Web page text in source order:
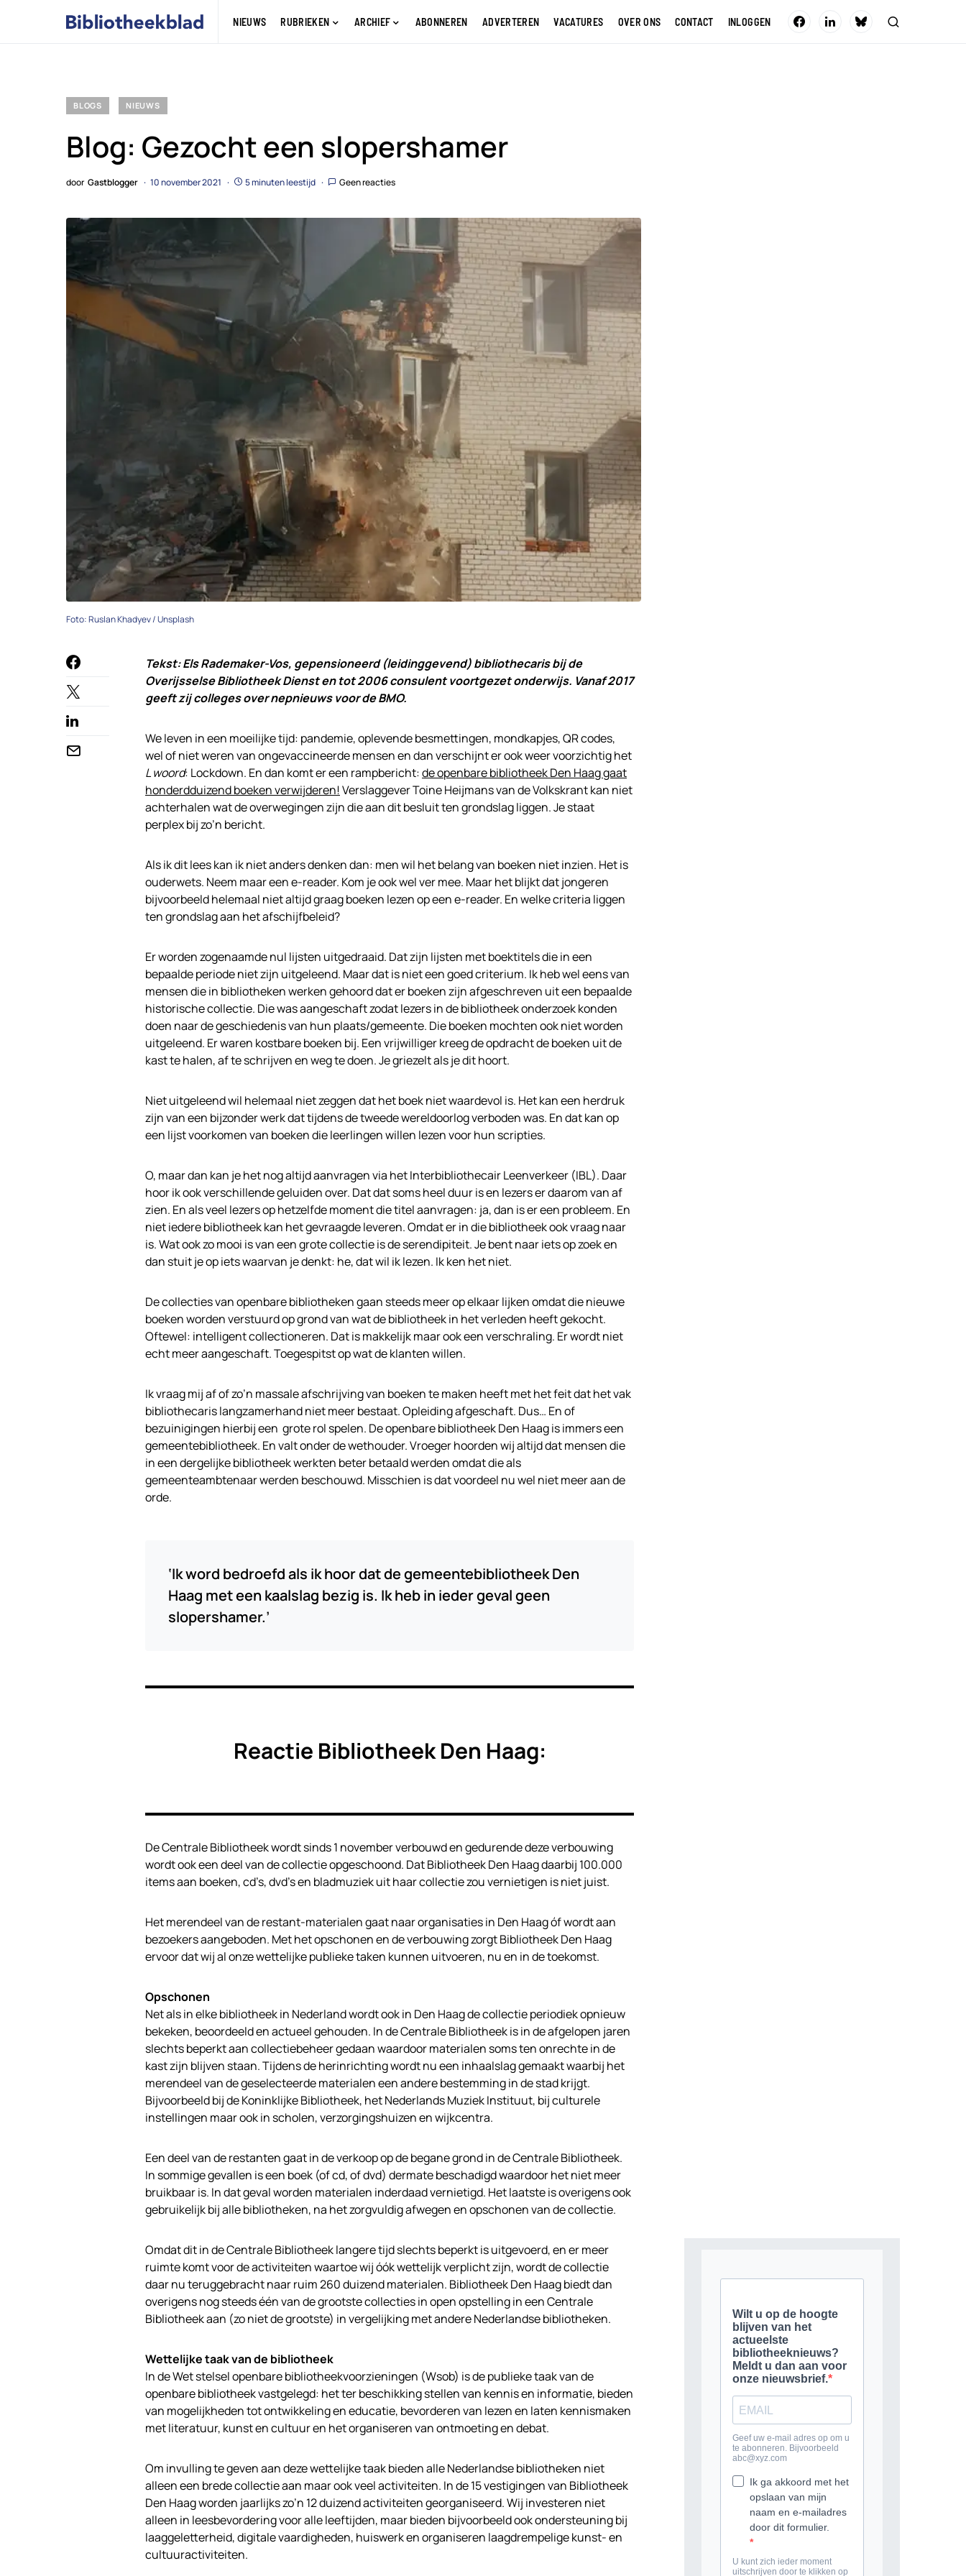
NIEUWS RUBRIEKEN ARCHIEF ABONNEREN ADVERTEREN VACATURES OVER ONS CONTACT INLOGGEN
BLOGS NIEUWS
Blog: Gezocht een slopershamer
door Gastblogger 10 november 2021 5 minuten leestijd Geen reacties
Foto: Ruslan Khadyev / Unsplash
Tekst: Els Rademaker-Vos, gepensioneerd (leidinggevend) bibliothecaris bij de
Overijsselse Bibliotheek Dienst en tot 2006 consulent voortgezet onderwijs. Vanaf 2017
geeft zij colleges over nepnieuws voor de BMO.
We leven in een moeilijke tijd: pandemie, oplevende besmettingen, mondkapjes, QR codes,
wel of niet weren van ongevaccineerde mensen en dan verschijnt er ook weer voorzichtig het
L woord: Lockdown. En dan komt er een rampbericht:de openbare bibliotheek Den Haag gaat
honderdduizend boeken verwijderen!Verslaggever Toine Heijmans van de Volkskrant kan niet
achterhalen wat de overwegingen zijn die aan dit besluit ten grondslag liggen. Je staat
perplex bij zo’n bericht.
Als ik dit lees kan ik niet anders denken dan: men wil het belang van boeken niet inzien. Het is
ouderwets. Neem maar een e-reader. Kom je ook wel ver mee. Maar het blijkt dat jongeren
bijvoorbeeld helemaal niet altijd graag boeken lezen op een e-reader. En welke criteria liggen
ten grondslag aan het afschijfbeleid?
Er worden zogenaamde nul lijsten uitgedraaid. Dat zijn lijsten met boektitels die in een
bepaalde periode niet zijn uitgeleend. Maar dat is niet een goed criterium. Ik heb wel eens van
mensen die in bibliotheken werken gehoord dat er boeken zijn afgeschreven uit een bepaalde
historische collectie. Die was aangeschaft zodat lezers in de bibliotheek onderzoek konden
doen naar de geschiedenis van hun plaats/gemeente. Die boeken mochten ook niet worden
uitgeleend. Er waren kostbare boeken bij. Een vrijwilliger kreeg de opdracht de boeken uit de
kast te halen, af te schrijven en weg te doen. Je griezelt als je dit hoort.
Niet uitgeleend wil helemaal niet zeggen dat het boek niet waardevol is. Het kan een herdruk
zijn van een bijzonder werk dat tijdens de tweede wereldoorlog verboden was. En dat kan op
een lijst voorkomen van boeken die leerlingen willen lezen voor hun scripties.
O, maar dan kan je het nog altijd aanvragen via het Interbibliothecair Leenverkeer (IBL). Daar
hoor ik ook verschillende geluiden over. Dat dat soms heel duur is en lezers er daarom van af
zien. En als veel lezers op hetzelfde moment die titel aanvragen: ja, dan is er een probleem. En
niet iedere bibliotheek kan het gevraagde leveren. Omdat er in die bibliotheek ook vraag naar
is. Wat ook zo mooi is van een grote collectie is de serendipiteit. Je bent naar iets op zoek en
dan stuit je op iets waarvan je denkt: he, dat wil ik lezen. Ik ken het niet.
De collecties van openbare bibliotheken gaan steeds meer op elkaar lijken omdat die nieuwe
boeken worden verstuurd op grond van wat de bibliotheek in het verleden heeft gekocht.
Oftewel: intelligent collectioneren. Dat is makkelijk maar ook een verschraling. Er wordt niet
echt meer aangeschaft. Toegespitst op wat de klanten willen.
Ik vraag mij af of zo’n massale afschrijving van boeken te maken heeft met het feit dat het vak
bibliothecaris langzamerhand niet meer bestaat. Opleiding afgeschaft. Dus… En of
bezuinigingen hierbij een grote rol spelen. De openbare bibliotheek Den Haag is immers een
gemeentebibliotheek. En valt onder de wethouder. Vroeger hoorden wij altijd dat mensen die
in een dergelijke bibliotheek werkten beter betaald werden omdat die als
gemeenteambtenaar werden beschouwd. Misschien is dat voordeel nu wel niet meer aan de
orde.
‘Ik word bedroefd als ik hoor dat de gemeentebibliotheek Den
Haag met een kaalslag bezig is. Ik heb in ieder geval geen
slopershamer.’
Reactie Bibliotheek Den Haag:
De Centrale Bibliotheek wordt sinds 1 november verbouwd en gedurende deze verbouwing
wordt ook een deel van de collectie opgeschoond. Dat Bibliotheek Den Haag daarbij 100.000
items aan boeken, cd’s, dvd’s en bladmuziek uit haar collectie zou vernietigen is niet juist.
Het merendeel van de restant-materialen gaat naar organisaties in Den Haag óf wordt aan
bezoekers aangeboden. Met het opschonen en de verbouwing zorgt Bibliotheek Den Haag
ervoor dat wij al onze wettelijke publieke taken kunnen uitvoeren, nu en in de toekomst.
Opschonen
Net als in elke bibliotheek in Nederland wordt ook in Den Haag de collectie periodiek opnieuw
bekeken, beoordeeld en actueel gehouden. In de Centrale Bibliotheek is in de afgelopen jaren
slechts beperkt aan collectiebeheer gedaan waardoor materialen soms ten onrechte in de
kast zijn blijven staan. Tijdens de herinrichting wordt nu een inhaalslag gemaakt waarbij het
merendeel van de geselecteerde materialen een andere bestemming in de stad krijgt.
Bijvoorbeeld bij de Koninklijke Bibliotheek, het Nederlands Muziek Instituut, bij culturele
instellingen maar ook in scholen, verzorgingshuizen en wijkcentra.
Een deel van de restanten gaat in de verkoop op de begane grond in de Centrale Bibliotheek.
In sommige gevallen is een boek (of cd, of dvd) dermate beschadigd waardoor het niet meer
bruikbaar is. In dat geval worden materialen inderdaad vernietigd. Het laatste is overigens ook
gebruikelijk bij alle bibliotheken, na het zorgvuldig afwegen en opschonen van de collectie.
Omdat dit in de Centrale Bibliotheek langere tijd slechts beperkt is uitgevoerd, en er meer
ruimte komt voor de activiteiten waartoe wij óók wettelijk verplicht zijn, wordt de collectie
daar nu teruggebracht naar ruim 260 duizend materialen. Bibliotheek Den Haag biedt dan
overigens nog steeds één van de grootste collecties in open opstelling in een Centrale
Bibliotheek aan (zo niet de grootste) in vergelijking met andere Nederlandse bibliotheken.
Wettelijke taak van de bibliotheek
In de Wet stelsel openbare bibliotheekvoorzieningen (Wsob) is de publieke taak van de
openbare bibliotheek vastgelegd: het ter beschikking stellen van kennis en informatie, bieden
van mogelijkheden tot ontwikkeling en educatie, bevorderen van lezen en laten kennismaken
met literatuur, kunst en cultuur en het organiseren van ontmoeting en debat.
Om invulling te geven aan deze wettelijke taak bieden alle Nederlandse bibliotheken niet
alleen een brede collectie aan maar ook veel activiteiten. In de 15 vestigingen van Bibliotheek
Den Haag worden jaarlijks zo’n 12 duizend activiteiten georganiseerd. Wij investeren niet
alleen in leesbevordering voor alle leeftijden, maar bieden bijvoorbeeld ook ondersteuning bij
laaggeletterheid, digitale vaardigheden, huiswerk en organiseren laagdrempelige kunst- en
cultuuractiviteiten.